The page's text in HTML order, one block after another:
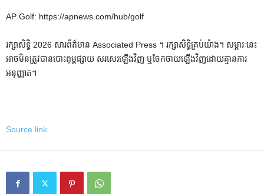
AP Golf: https://apnews.com/hub/golf
រក្សាសិទ្ធិ 2026 សារព័ត៌មាន Associated Press ។ រក្សាសិទ្ធិគ្រប់យ៉ាង។ សម្ភារៈនេះ
អាចមិនត្រូវបានបោះពុម្ពផ្សាយ សរសេរឡើងវិញ ឬចែកចាយឡើងវិញដោយគ្មានការ
អនុញ្ញាត។
Source link